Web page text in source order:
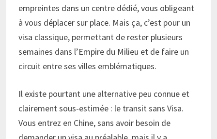
empreintes dans un centre dédié, vous obligeant
à vous déplacer sur place. Mais ça, c’est pour un
visa classique, permettant de rester plusieurs
semaines dans l’Empire du Milieu et de faire un
circuit entre ses villes emblématiques.
Il existe pourtant une alternative peu connue et
clairement sous-estimée : le transit sans Visa.
Vous entrez en Chine, sans avoir besoin de